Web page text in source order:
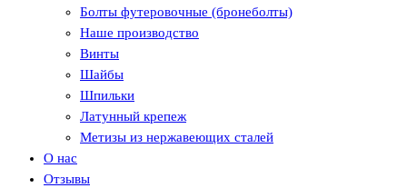
Болты футеровочные (бронеболты)
Наше производство
Винты
Шайбы
Шпильки
Латунный крепеж
Метизы из нержавеющих сталей
О нас
Отзывы